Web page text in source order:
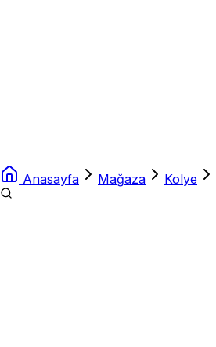
Anasayfa Mağaza Kolye